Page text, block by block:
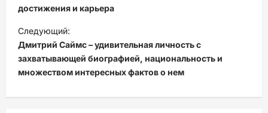
в
и
г
а
достижения и карьера
Следующий:
Дмитрий Саймс – удивительная личность с
захватывающей биографией, национальность и
множеством интересных фактов о нем